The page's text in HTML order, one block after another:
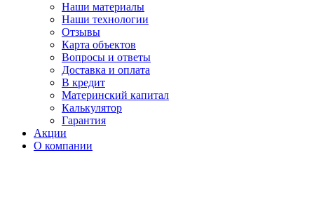
Наши материалы
Наши технологии
Отзывы
Карта объектов
Вопросы и ответы
Доставка и оплата
В кредит
Материнский капитал
Калькулятор
Гарантия
Акции
О компании